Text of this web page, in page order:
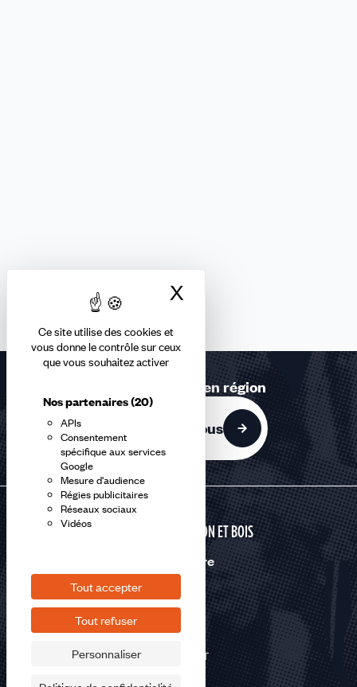
Ce site utilise des cookies et
vous donne le contrôle sur ceux
que vous souhaitez activer
Nos partenaires(20)
APIs
Consentement
spécifique aux services
Google
Mesure d'audience
Régies publicitaires
Réseaux sociaux
Vidéos
Tout accepter
Tout refuser
Personnaliser
X
Retrouvez-nous en région
Contactez-nous
CONSTRUCTION ET BOIS
Nous suivre
©2026 CFDT